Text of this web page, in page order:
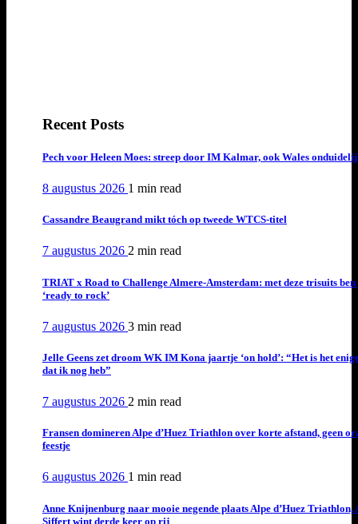
Recent Posts
Pech voor Heleen Moes: streep door IM Kalmar, ook Wales
8 augustus 2026 1 min read
Cassandre Beaugrand mikt tóch op tweede WTCS-titel
7 augustus 2026 2 min read
TRIAT x Road to Challenge Almere-Amsterdam: met deze trisuits ben
‘ready to rock’
7 augustus 2026 3 min read
Jelle Geens zet droom WK IM Kona jaartje ‘on hold’: “Het is het
dat ik nog heb”
7 augustus 2026 2 min read
Fransen domineren Alpe d’Huez Triathlon over korte afstand, geen
feestje
6 augustus 2026 1 min read
Anne Knijnenburg naar mooie negende plaats Alpe d’Huez Triathlon,
Siffert wint derde keer op rij